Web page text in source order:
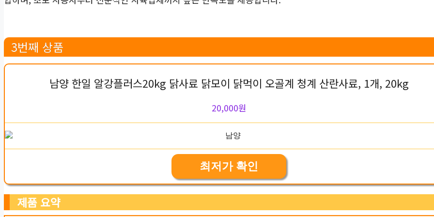
3번째 상품
남양 한일 알강플러스20kg 닭사료 닭모이 닭먹이 오골계 청계 산란사료, 1개, 20kg
20,000원
최저가 확인
제품 요약